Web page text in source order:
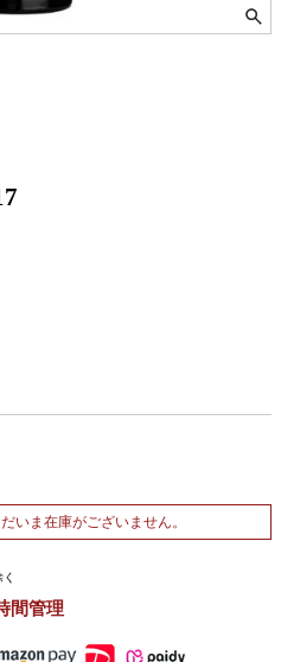
いま在庫がございません。
間管理